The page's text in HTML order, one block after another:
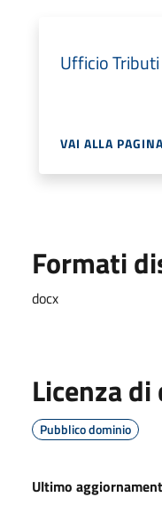
Ufficio Tributi
VAI ALLA PAGINA
Formati
docx
Licenza
Pubblico dominio
Ultimo